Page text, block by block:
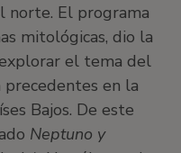
norte. El programa
mitológicas, dio la
el tema del
en la
Bajos. De este
Neptuno y